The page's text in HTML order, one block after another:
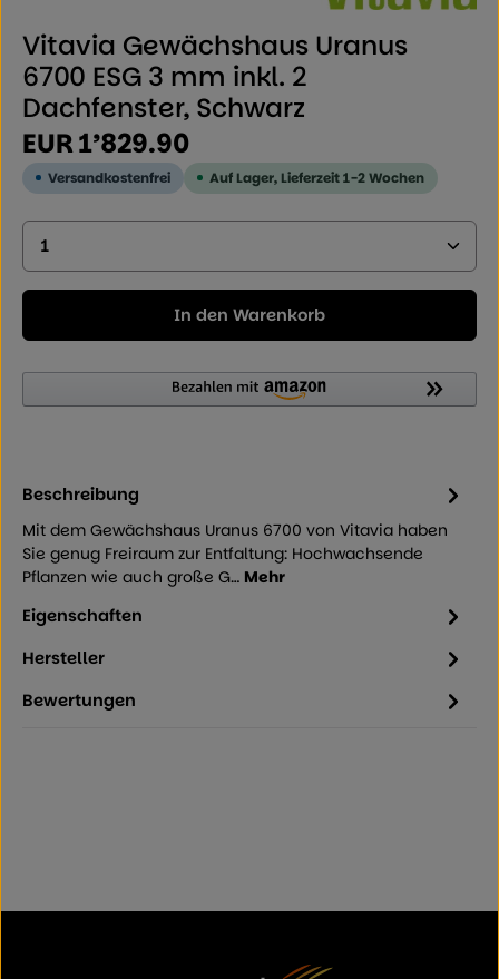
Vitavia Gewächshaus Uranus
6700 ESG 3 mm inkl. 2
Dachfenster, Schwarz
Regulärer Preis:
EUR 1’829.90
Versandkostenfrei Auf Lager, Lieferzeit 1-2 Wochen
Produkt Anzahl: Geben Sie den gewünschten
In den Warenkorb
Beschreibung
Mit dem Gewächshaus Uranus 6700 von Vitavia haben
Sie genug Freiraum zur Entfaltung: Hochwachsende
Pflanzen wie auch große G… Mehr
Eigenschaften
Hersteller
Bewertungen